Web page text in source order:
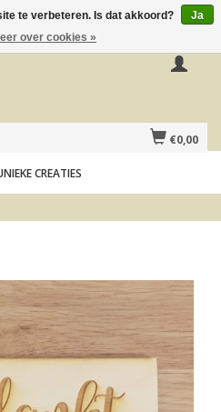
€0,00
CREATIES
te verbeteren. Is dat akkoord?
Ja
over cookies »